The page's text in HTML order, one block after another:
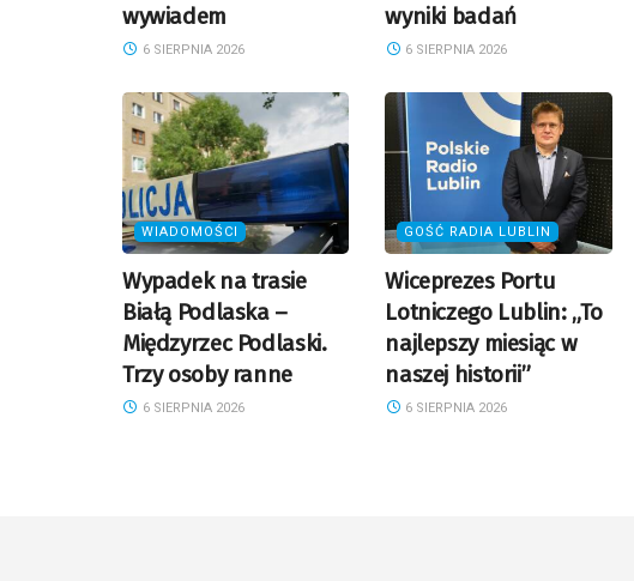
wywiadem
6 SIERPNIA 2026
wyniki badań
6 SIERPNIA 2026
WIADOMOŚCI
Wypadek na trasie
Białą Podlaska –
Międzyrzec Podlaski.
Trzy osoby ranne
6 SIERPNIA 2026
GOŚĆ RADIA LUBLIN
Wiceprezes Portu
Lotniczego Lublin: „To
najlepszy miesiąc w
naszej historii”
6 SIERPNIA 2026